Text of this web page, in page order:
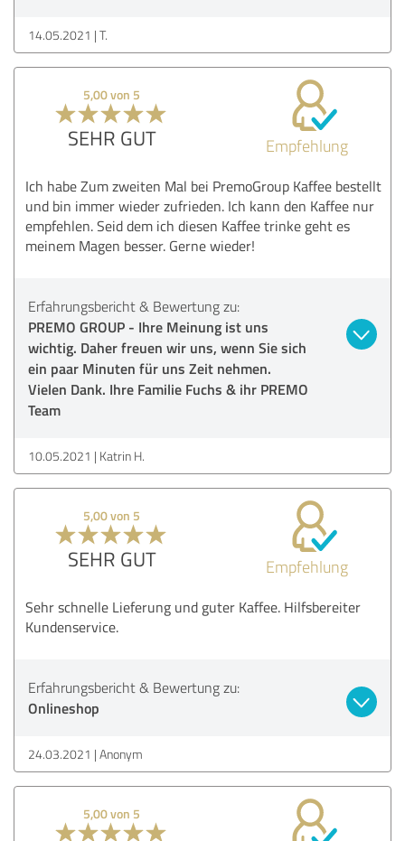
14.05.2021 T.
5,00 von 5
SEHR GUT Empfehlung
Ich habe Zum zweiten Mal bei PremoGroup Kaffee bestellt
und bin immer wieder zufrieden. Ich kann den Kaffee nur
empfehlen. Seid dem ich diesen Kaffee trinke geht es
meinem Magen besser. Gerne wieder!
Erfahrungsbericht & Bewertung zu:
PREMO GROUP - Ihre Meinung ist uns
wichtig. Daher freuen wir uns, wenn Sie sich
ein paar Minuten für uns Zeit nehmen.
Vielen Dank. Ihre Familie Fuchs & ihr PREMO
Team
10.05.2021 Katrin H.
5,00 von 5
SEHR GUT Empfehlung
Sehr schnelle Lieferung und guter Kaffee. Hilfsbereiter
Kundenservice.
Erfahrungsbericht & Bewertung zu:
Onlineshop
24.03.2021 Anonym
5,00 von 5